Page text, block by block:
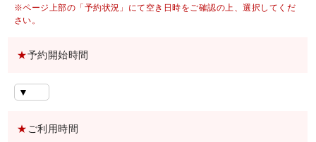
※ページ上部の「予約状況」にて空き日時をご確認の上、選択してくだ
さい。
★予約開始時間
★ ご利用時間